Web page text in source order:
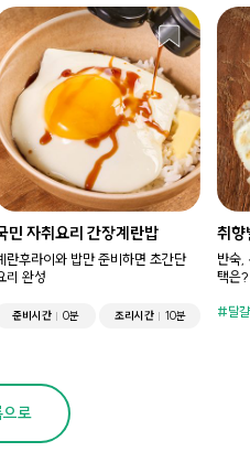
민 자취요리 간장계란밥
란후라이와 밥만 준비하면 초간단
리 완성
준비시간 0분 조리시간 10분
취향
반숙,
택은?
달걀
로